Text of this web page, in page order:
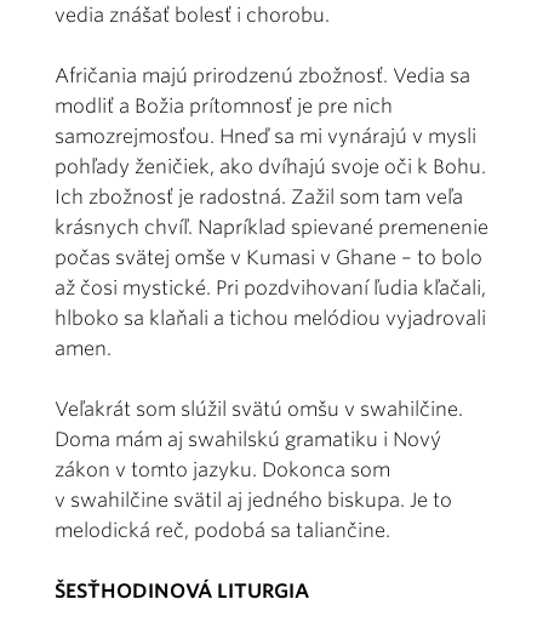
vedia znášať bolesť i chorobu.
Afričania majú prirodzenú zbožnosť. Vedia sa
modliť a Božia prítomnosť je pre nich
samozrejmosťou. Hneď sa mi vynárajú v mysli
pohľady ženičiek, ako dvíhajú svoje oči k Bohu.
Ich zbožnosť je radostná. Zažil som tam veľa
krásnych chvíľ. Napríklad spievané premenenie
počas svätej omše v Kumasi v Ghane – to bolo
až čosi mystické. Pri pozdvihovaní ľudia kľačali,
hlboko sa klaňali a tichou melódiou vyjadrovali
amen.
Veľakrát som slúžil svätú omšu v swahilčine.
Doma mám aj swahilskú gramatiku i Nový
zákon v tomto jazyku. Dokonca som
v swahilčine svätil aj jedného biskupa. Je to
melodická reč, podobá sa taliančine.
ŠESŤHODINOVÁ LITURGIA